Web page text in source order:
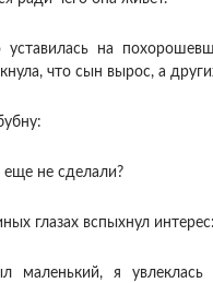
уставилась на
что сын вырос, а
не сделали?
глазах вспыхнул интерес:
маленький, я увлеклась